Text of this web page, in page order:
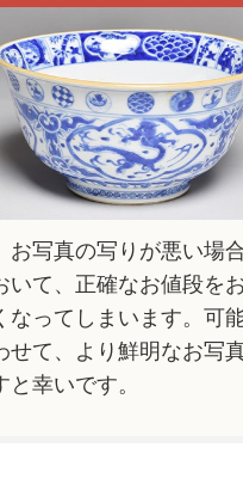
お写真の写りが悪い場
いて、正確なお値段を
なってしまいます。可
せて、より鮮明なお写
幸いです。